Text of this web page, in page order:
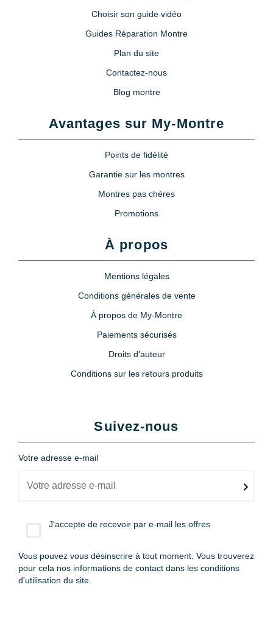
Choisir son guide vidéo
Guides Réparation Montre
Plan du site
Contactez-nous
Blog montre
Avantages sur My-Montre
Points de fidélité
Garantie sur les montres
Montres pas chères
Promotions
À propos
Mentions légales
Conditions générales de vente
À propos de My-Montre
Paiements sécurisés
Droits d'auteur
Conditions sur les retours produits
Suivez-nous
Votre adresse e-mail
J'accepte de recevoir par e-mail les offres
Vous pouvez vous désinscrire à tout moment. Vous trouverez
pour cela nos informations de contact dans les conditions
d'utilisation du site.